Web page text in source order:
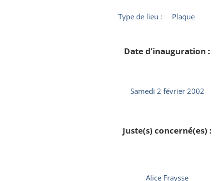
Type de lieu : Plaque
Date d’inauguration :
Samedi 2 février 2002
Juste(s) concerné(es) :
Alice Fraysse